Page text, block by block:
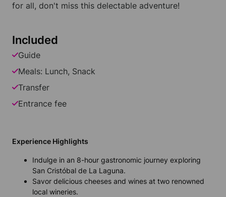
for all, don't miss this delectable adventure!
Included
Guide
Meals: Lunch, Snack
Transfer
Entrance fee
Experience Highlights
Indulge in an 8-hour gastronomic journey exploring
San Cristóbal de La Laguna.
Savor delicious cheeses and wines at two renowned
local wineries.